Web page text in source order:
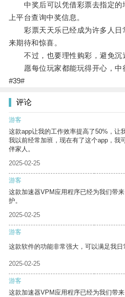
中奖后可以凭借彩票去指定的
上平台查询中奖信息。
彩票天天乐已经成为许多人日
来期待和惊喜。
不过，也要理性购彩，避免沉
愿每位玩家都能玩得开心，中
#39#
评论
游客
这款app让我的工作效率提高了50%，让
我以前经常加班，现在有了这个app，我
伴家人。
2025-02-25
游客
这款加速器VPM应用程序已经为我们带
护。
2025-02-25
游客
这款软件的功能非常强大，可以满足我日
2025-02-25
游客
这款加速器VPM应用程序已经为我们带